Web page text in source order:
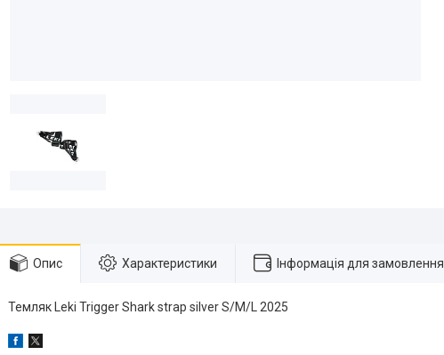
Опис Характеристики Інформація для замовлення
Темляк Leki Trigger Shark strap silver S/M/L 2025